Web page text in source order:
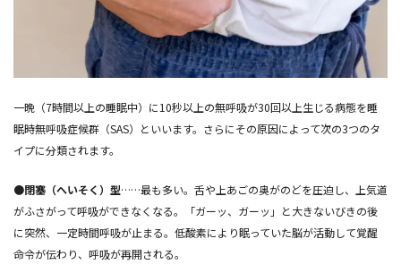
一晩（7時間以上の睡眠中）に10秒以上の無呼吸が30回以上生じる病態を睡
眠時無呼吸症候群（SAS）といいます。さらにその原因によって次の3つのタ
イプに分類されます。
●閉塞（へいそく）型……最も多い。舌や上あごの奥がのどを圧迫し、上気道
がふさがって呼吸ができなくなる。「ガーッ、ガーッ」と大きないびきの後
に突然、一定時間呼吸が止まる。低酸素により眠っていた脳が活動して覚醒
命令が伝わり、呼吸が再開される。